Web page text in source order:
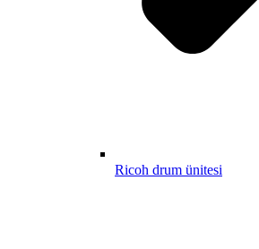
Ricoh drum ünitesi